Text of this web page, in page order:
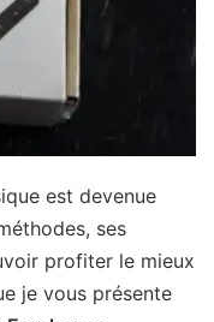
est devenue
ses
profiter le mieux
je vous présente